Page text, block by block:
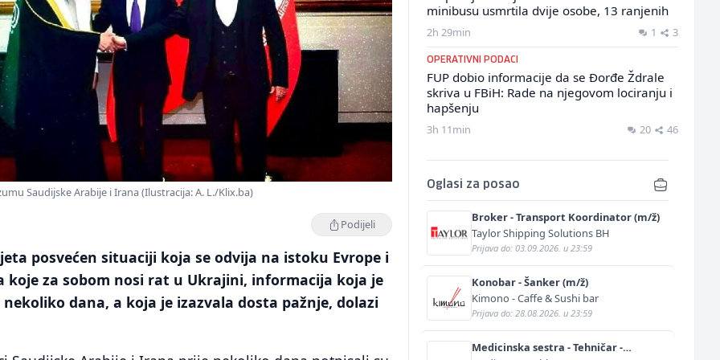
Saudijske Arabije i Irana (Ilustracija: A. L./Klix.ba)
Podijeli
posvećen situaciji koja se odvija na istoku Evrope i
koje za sobom nosi rat u Ukrajini, informacija koja je
dana, a koja je izazvala dosta pažnje, dolazi
minibusu usmrtila dvije osobe, 13 ranjenih
2h 29min 1 3
OPERATIVNI PODACI
FUP dobio informacije da se Đorđe Ždrale
skriva u FBiH: Rade na njegovom lociranju i
hapšenju
3h 11min 20 46
Oglasi za posao
Broker - Transport Koordinator (m/ž)
Taylor Shipping Solutions BH
Prijava do: 03.09.2026. u 23:59
Konobar - Šanker (m/ž)
Kimono - Caffe & Sushi bar
Prijava do: 28.08.2026. u 23:59
Medicinska sestra - Tehničar -